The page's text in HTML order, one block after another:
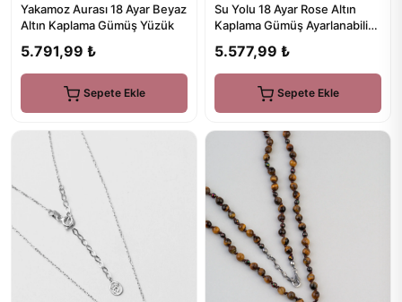
Yakamoz Aurası 18 Ayar Beyaz
Altın Kaplama Gümüş Yüzük
5.791,99 ₺
Sepete Ekle
Su Yolu 18 Ayar Rose Altın
Kaplama Gümüş Ayarlanabilir
5.577,99 ₺
Sepete Ekle